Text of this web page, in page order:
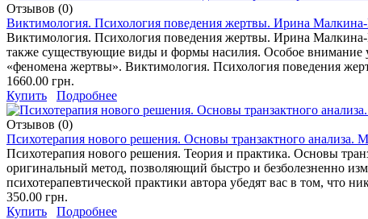
Отзывов (0)
Виктимология. Психология поведения жертвы. Ирина
Виктимология. Психология поведения жертвы. Ирина
также существующие виды и формы насилия. Особое внимание
«феномена жертвы». Виктимология. Психология поведения
1660.00 грн.
Купить
Подробнее
Отзывов (0)
Психотерапия нового решения. Основы транзактного анализа.
Психотерапия нового решения. Теория и практика. Основы
оригинальный метод, позволяющий быстро и безболезненно
психотерапевтической практики автора убедят вас в том, что
350.00 грн.
Купить
Подробнее